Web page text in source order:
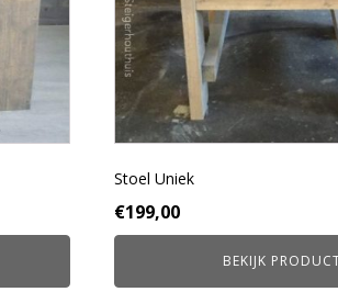
Stoel Uniek
€199,00
BEKIJK
gekozen
worden
op
de
productpagina